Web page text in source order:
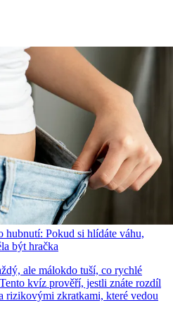
hubnutí: Pokud si hlídáte váhu,
být hračka
ale málokdo tuší, co rychlé
kvíz prověří, jestli znáte rozdíl
rizikovými zkratkami, které vedou